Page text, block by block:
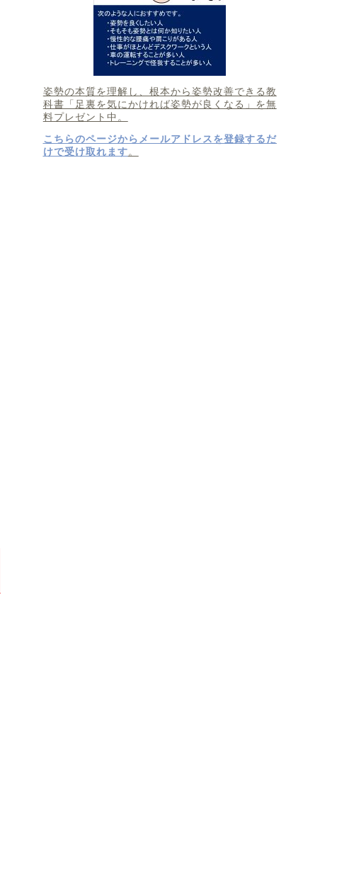
姿勢の本質を理解し、根本から姿勢改善できる教
科書「足裏を気にかければ姿勢が良くなる」を無
料プレゼント中。
こちらのページからメールアドレスを登録するだ
けで受け取れます。